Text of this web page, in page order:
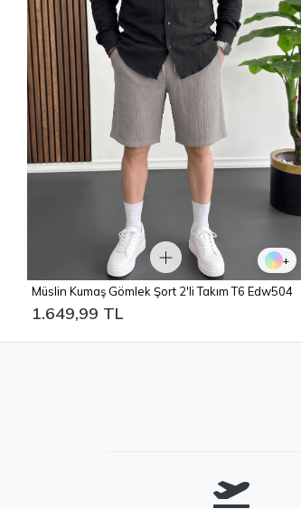
+
Müslin Kumaş Gömlek Şort 2'li Takım T6 Edw504
1.649,99 TL